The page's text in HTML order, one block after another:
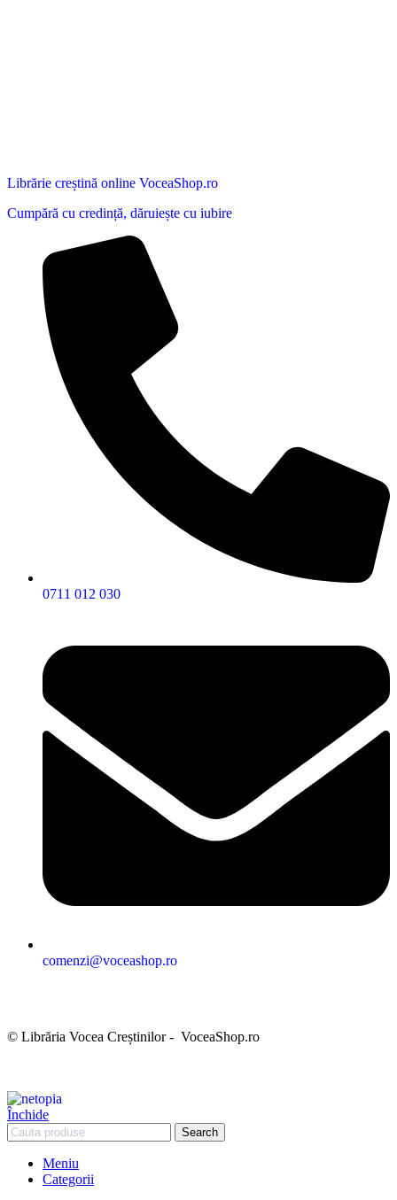
Librărie creștină online VoceaShop.ro
Cumpără cu credință, dăruiește cu iubire
0711 012 030
comenzi@voceashop.ro
© Librăria Vocea Creștinilor - VoceaShop.ro
Închide
Search
Meniu
Categorii